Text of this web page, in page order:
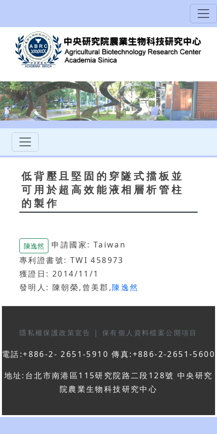
低背壓且堅固的穿隧式擋板並
可用於超高效能液相層析管柱
的製作
陳逸然
申請國家: Taiwan
專利證書號: TWI 458973
獲證日: 2014/11/1
發明人: 陳朝榮,曾美郡,陳逸然
隱私權保護政策宣告 | 保有個人資料檔案公開項目
電話:+886-2- 2651-5910 傳真:+886-2-2651-5600
地址:台北市南港區115研究院路二段128號 中央研究
院農業生物科技研究中心